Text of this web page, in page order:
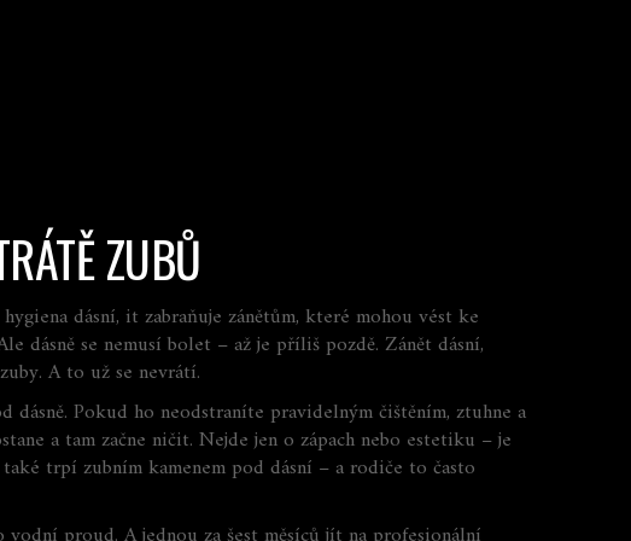
ZUBŮ
hygiena dásní, it zabraňuje zánětům, které mohou vést ke
dásně se nemusí bolet – až je příliš pozdě. Zánět dásní,
A to už se nevrátí.
dásně. Pokud ho neodstraníte pravidelným čištěním, ztuhne a
a tam začne ničit. Nejde jen o zápach nebo estetiku – je
trpí zubním kamenem pod dásní – a rodiče to často